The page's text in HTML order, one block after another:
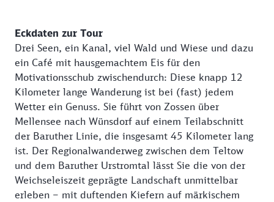
Eckdaten zur Tour
Drei Seen, ein Kanal, viel Wald und Wiese und dazu
ein Café mit hausgemachtem Eis für den
Motivationsschub zwischendurch: Diese knapp 12
Kilometer lange Wanderung ist bei (fast) jedem
Wetter ein Genuss. Sie führt von Zossen über
Mellensee nach Wünsdorf auf einem Teilabschnitt
der Baruther Linie, die insgesamt 45 Kilometer lang
ist. Der Regionalwanderweg zwischen dem Teltow
und dem Baruther Urstromtal lässt Sie die von der
Weichseleiszeit geprägte Landschaft unmittelbar
erleben – mit duftenden Kiefern auf märkischem